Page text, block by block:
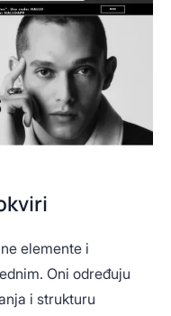
elemente i
Oni određuju
i strukturu